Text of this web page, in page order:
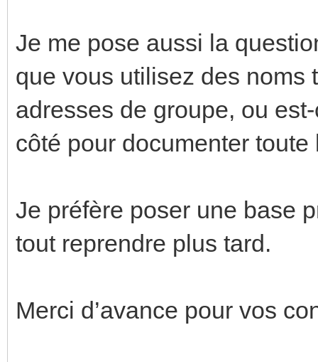
Je me pose aussi la
que vous utilisez des noms
adresses de groupe, ou
côté pour documenter toute
Je préfère poser une base
tout reprendre plus tard.
Merci d’avance pour vos